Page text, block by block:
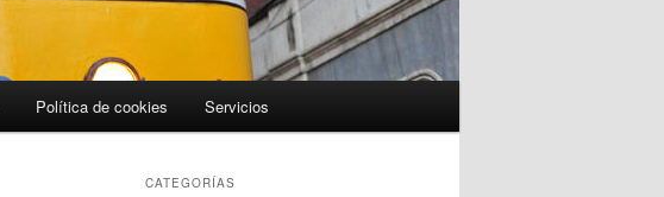
Política de cookies Servicios
CATEGORÍAS